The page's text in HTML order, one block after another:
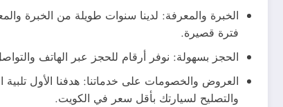
الخبرة والمعرفة: لدينا سنوات طويلة من الخبرة
فترة قصيرة.
الحجز بسهولة: نوفر أرقام للحجز عبر الهاتف
العروض والخصومات على خدماتنا: هدفنا الأول
والتصليح لسيارتك بأقل سعر في الكويت.